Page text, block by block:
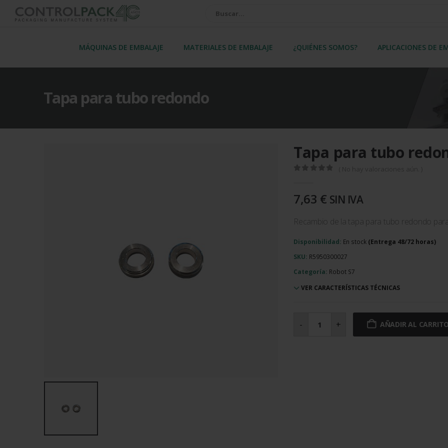
MÁQUINAS DE EMBALAJE MATERIALES DE EMBALAJE ¿QUIÉNES SOMOS? APLICACIONES DE
Tapa para tubo redondo
Tapa para tubo
7,63 € SIN IVA
Recambio de la tapa para tubo redondo
Disponibilidad: En stock
SKU: R5950300027
Categoría: Robot S7
VER CARACTERÍSTICAS TÉCNICAS
- para
tubo + AÑADIR AL